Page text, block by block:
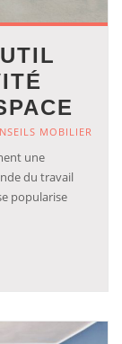
MOBILIER
une
du travail
popularise